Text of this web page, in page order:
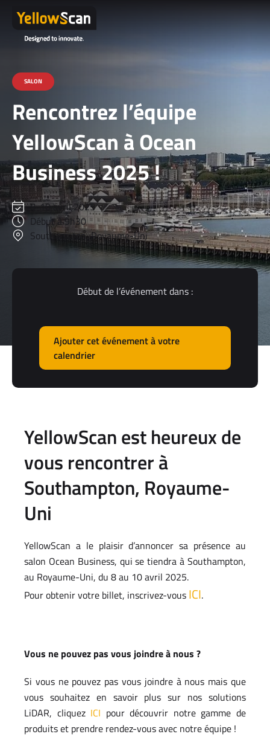
SALON
Rencontrez l’équipe
YellowScan à Ocean
Business 2025 !
8-10 avril 2025
Début à 9h30
Southampton, Royaume-Uni
Début de l’événement dans :
Ajouter cet événement à votre
calendrier
YellowScan est heureux de
vous rencontrer à
Southampton, Royaume-
Uni
YellowScan a le plaisir d’annoncer sa présence au
salon Ocean Business, qui se tiendra à Southampton,
au Royaume-Uni, du 8 au 10 avril 2025.
Pour obtenir votre billet, inscrivez-vous ICI.
Vous ne pouvez pas vous joindre à nous ?
Si vous ne pouvez pas vous joindre à nous mais que
vous souhaitez en savoir plus sur nos solutions
LiDAR, cliquez ICI pour découvrir notre gamme de
produits et prendre rendez-vous avec notre équipe !